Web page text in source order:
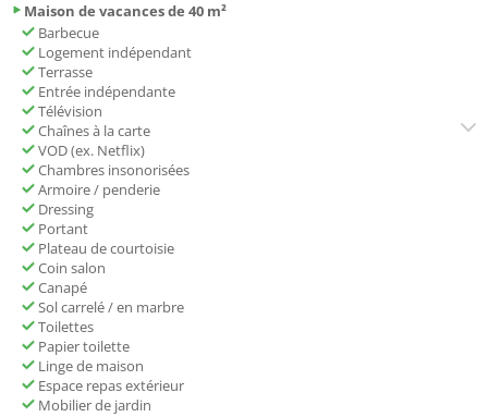
Maison de vacances de 40 m²
Barbecue
Logement indépendant
Terrasse
Entrée indépendante
Télévision
Chaînes à la carte
VOD (ex. Netflix)
Chambres insonorisées
Armoire / penderie
Dressing
Portant
Plateau de courtoisie
Coin salon
Canapé
Sol carrelé / en marbre
Toilettes
Papier toilette
Linge de maison
Espace repas extérieur
Mobilier de jardin